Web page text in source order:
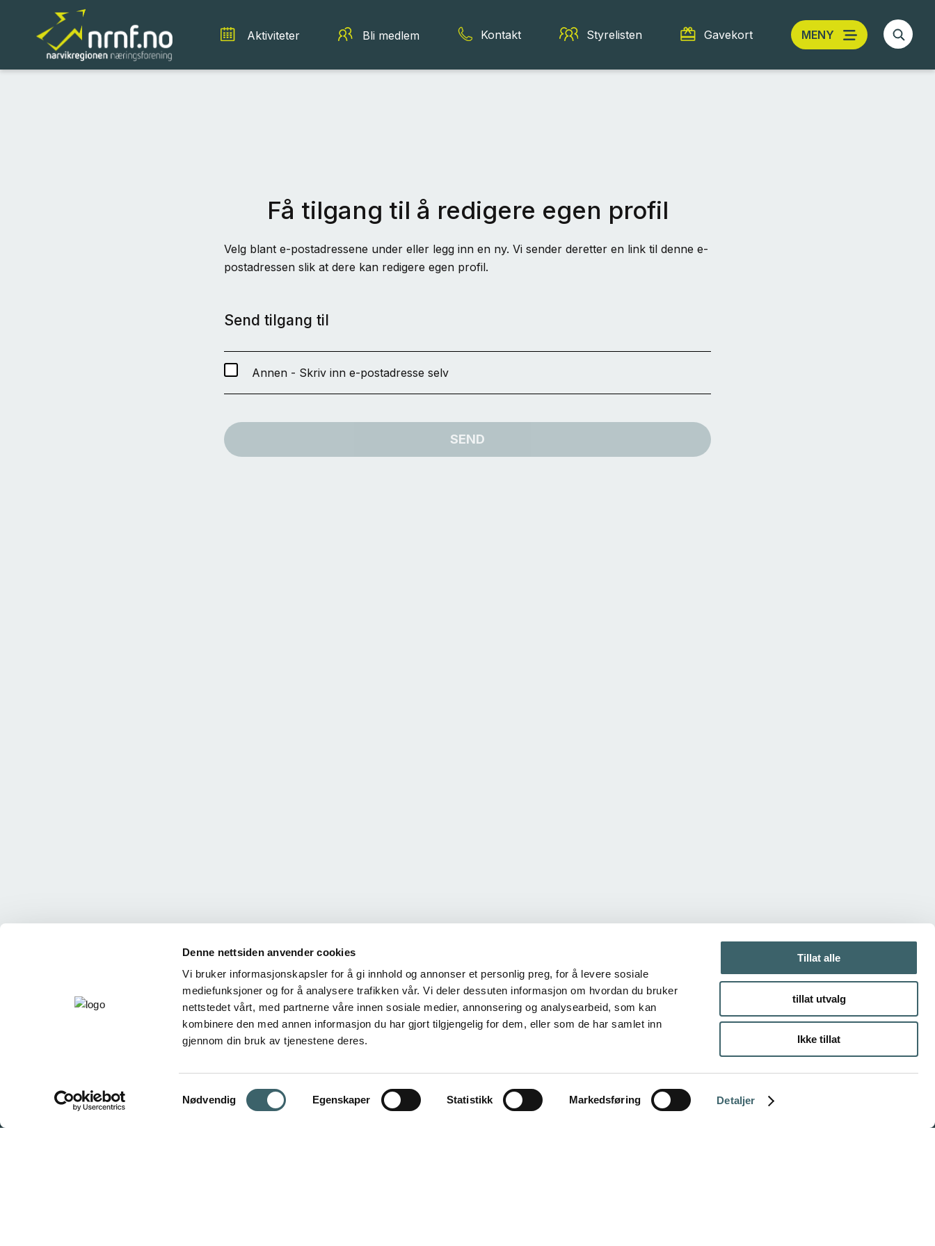
Denne nettsiden anvender cookies
Vi bruker informasjonskapsler for å gi innhold og annonser et personlig preg, for å levere sosiale
mediefunksjoner og for å analysere trafikken vår. Vi deler dessuten informasjon om hvordan du bruker
nettstedet vårt, med partnerne våre innen sosiale medier, annonsering og analysearbeid, som kan
kombinere den med annen informasjon du har gjort tilgjengelig for dem, eller som de har samlet inn
gjennom din bruk av tjenestene deres.
Samtykkevalg
Nødvendig Egenskaper Statistikk Markedsføring Detaljer
Tillat alle
tillat utvalg
Ikke tillat
Aktiviteter Bli medlem Kontakt Styrelisten Gavekort MENY
Få tilgang til å redigere egen profil
Velg blant e-postadressene under eller legg inn en ny. Vi sender deretter en link til denne e-
postadressen slik at dere kan redigere egen profil.
Send tilgang til
Annen - Skriv inn e-postadresse selv
SEND